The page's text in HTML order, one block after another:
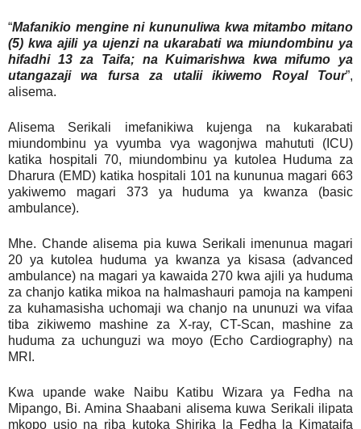
“Mafanikio mengine ni kununuliwa kwa mitambo mitano
(5) kwa ajili ya ujenzi na ukarabati wa miundombinu ya
hifadhi 13 za Taifa; na Kuimarishwa kwa mifumo ya
utangazaji wa fursa za utalii ikiwemo Royal Tour”,
alisema.
Alisema Serikali imefanikiwa kujenga na kukarabati
miundombinu ya vyumba vya wagonjwa mahututi (ICU)
katika hospitali 70, miundombinu ya kutolea Huduma za
Dharura (EMD) katika hospitali 101 na kununua magari 663
yakiwemo magari 373 ya huduma ya kwanza (basic
ambulance).
Mhe. Chande alisema pia kuwa Serikali imenunua magari
20 ya kutolea huduma ya kwanza ya kisasa (advanced
ambulance) na magari ya kawaida 270 kwa ajili ya huduma
za chanjo katika mikoa na halmashauri pamoja na kampeni
za kuhamasisha uchomaji wa chanjo na ununuzi wa vifaa
tiba zikiwemo mashine za X-ray, CT-Scan, mashine za
huduma za uchunguzi wa moyo (Echo Cardiography) na
MRI.
Kwa upande wake Naibu Katibu Wizara ya Fedha na
Mipango, Bi. Amina Shaabani alisema kuwa Serikali ilipata
mkopo usio na riba kutoka Shirika la Fedha la Kimataifa